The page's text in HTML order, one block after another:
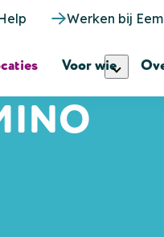
Werken bij
Voor wie